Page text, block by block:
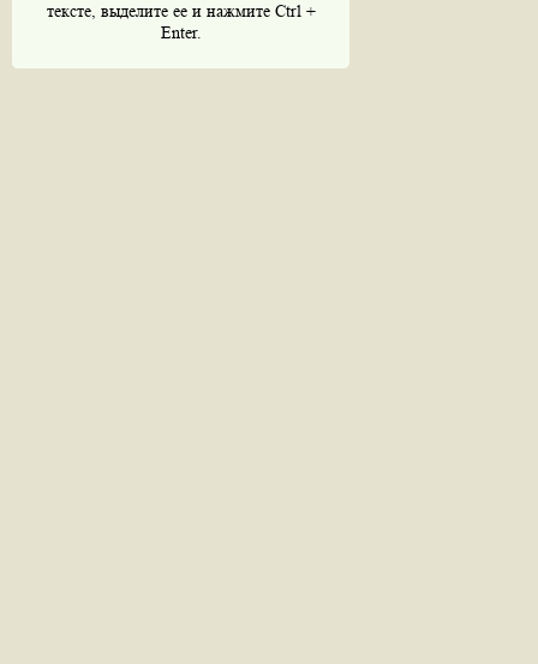
тексте, выделите ее и нажмите Ctrl +
Enter.